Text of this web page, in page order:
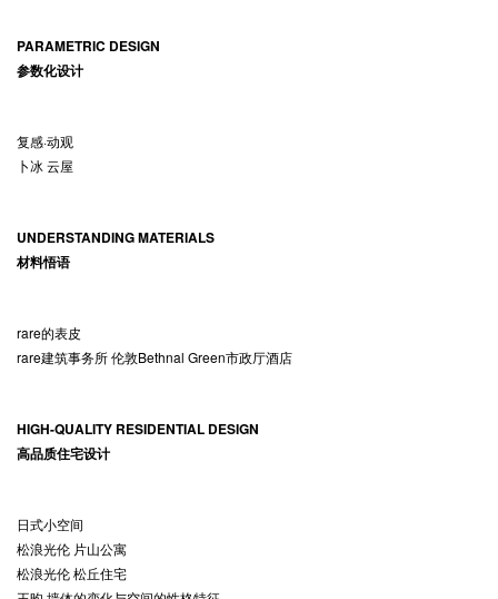
PARAMETRIC DESIGN
参数化设计
复感·动观
卜冰 云屋
UNDERSTANDING MATERIALS
材料悟语
rare的表皮
rare建筑事务所 伦敦Bethnal Green市政厅酒店
HIGH-QUALITY RESIDENTIAL DESIGN
高品质住宅设计
日式小空间
松浪光伦 片山公寓
松浪光伦 松丘住宅